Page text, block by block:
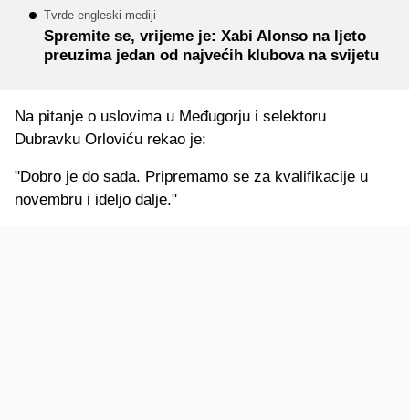
Tvrde engleski mediji
Spremite se, vrijeme je: Xabi Alonso na ljeto
preuzima jedan od najvećih klubova na svijetu
Na pitanje o uslovima u Međugorju i selektoru
Dubravku Orloviću rekao je:
"Dobro je do sada. Pripremamo se za kvalifikacije u
novembru i ideljo dalje."